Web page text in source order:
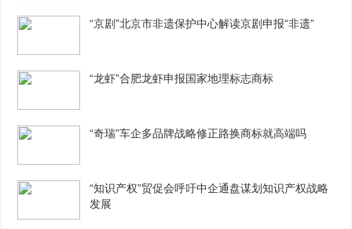
“京剧”北京市非遗保护中心解读京剧申报“非遗”
“龙虾”合肥龙虾申报国家地理标志商标
“奇瑞”车企多品牌战略修正路换商标就高端吗
“知识产权”贸促会呼吁中企通盘谋划知识产权战略
发展